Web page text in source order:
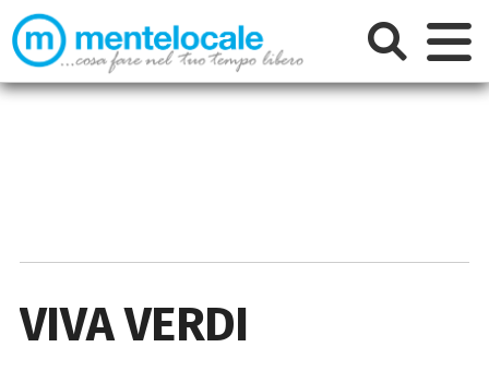
VIVA VERDI